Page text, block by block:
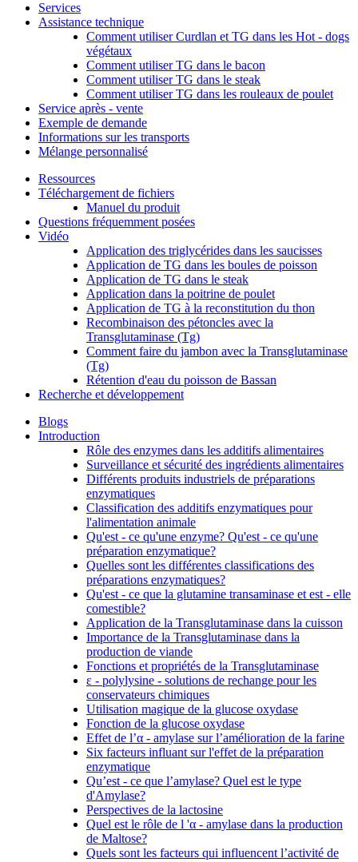
Services
Assistance technique
Comment utiliser Curdlan et TG dans les Hot - dogs
végétaux
Comment utiliser TG dans le bacon
Comment utiliser TG dans le steak
Comment utiliser TG dans les rouleaux de poulet
Service après - vente
Exemple de demande
Informations sur les transports
Mélange personnalisé
Ressources
Téléchargement de fichiers
Manuel du produit
Questions fréquemment posées
Vidéo
Application des triglycérides dans les saucisses
Application de TG dans les boules de poisson
Application de TG dans le steak
Application dans la poitrine de poulet
Application de TG à la reconstitution du thon
Recombinaison des pétoncles avec la
Transglutaminase (Tg)
Comment faire du jambon avec la Transglutaminase
(Tg)
Rétention d'eau du poisson de Bassan
Recherche et développement
Blogs
Introduction
Rôle des enzymes dans les additifs alimentaires
Surveillance et sécurité des ingrédients alimentaires
Différents produits industriels de préparations
enzymatiques
Classification des additifs enzymatiques pour
l'alimentation animale
Qu'est - ce qu'une enzyme? Qu'est - ce qu'une
préparation enzymatique?
Quelles sont les différentes classifications des
préparations enzymatiques?
Qu'est - ce que la glutamine transaminase et est - elle
comestible?
Application de la Transglutaminase dans la cuisson
Importance de la Transglutaminase dans la
production de viande
Fonctions et propriétés de la Transglutaminase
ε - polylysine - solutions de rechange pour les
conservateurs chimiques
Utilisation magique de la glucose oxydase
Fonction de la glucose oxydase
Effet de l’α - amylase sur l’amélioration de la farine
Six facteurs influant sur l'effet de la préparation
enzymatique
Qu’est - ce que l’amylase? Quel est le type
d'Amylase?
Perspectives de la lactosine
Quel est le rôle de l 'α - amylase dans la production
de Maltose?
Quels sont les facteurs qui influencent l’activité de